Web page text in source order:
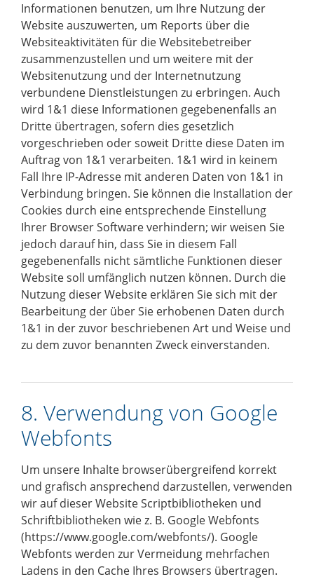
Informationen benutzen, um Ihre Nutzung der
Website auszuwerten, um Reports über die
Websiteaktivitäten für die Websitebetreiber
zusammenzustellen und um weitere mit der
Websitenutzung und der Internetnutzung
verbundene Dienstleistungen zu erbringen. Auch
wird 1&1 diese Informationen gegebenenfalls an
Dritte übertragen, sofern dies gesetzlich
vorgeschrieben oder soweit Dritte diese Daten im
Auftrag von 1&1 verarbeiten. 1&1 wird in keinem
Fall Ihre IP-Adresse mit anderen Daten von 1&1 in
Verbindung bringen. Sie können die Installation der
Cookies durch eine entsprechende Einstellung
Ihrer Browser Software verhindern; wir weisen Sie
jedoch darauf hin, dass Sie in diesem Fall
gegebenenfalls nicht sämtliche Funktionen dieser
Website soll umfänglich nutzen können. Durch die
Nutzung dieser Website erklären Sie sich mit der
Bearbeitung der über Sie erhobenen Daten durch
1&1 in der zuvor beschriebenen Art und Weise und
zu dem zuvor benannten Zweck einverstanden.
8. Verwendung von Google
Webfonts
Um unsere Inhalte browserübergreifend korrekt
und grafisch ansprechend darzustellen, verwenden
wir auf dieser Website Scriptbibliotheken und
Schriftbibliotheken wie z. B. Google Webfonts
(https://www.google.com/webfonts/). Google
Webfonts werden zur Vermeidung mehrfachen
Ladens in den Cache Ihres Browsers übertragen.